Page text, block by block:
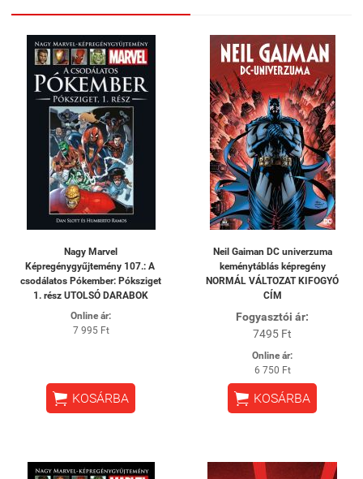
Nagy Marvel
Képregénygyűjtemény 107.: A ​
csodálatos Pókember: Póksziget
1. rész UTOLSÓ DARABOK
Online ár:
7 995 Ft
 KOSÁRBA
Neil Gaiman DC univerzuma
keménytáblás képregény
NORMÁL VÁLTOZAT KIFOGYÓ
CÍM
Fogyasztói ár:
7495 Ft
Online ár:
6 750 Ft
 KOSÁRBA